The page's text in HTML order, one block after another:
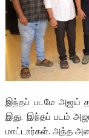
இந்தப் படமே அஜய்
இது. இந்தப் படம்
மாட்டார்கள். அந்த